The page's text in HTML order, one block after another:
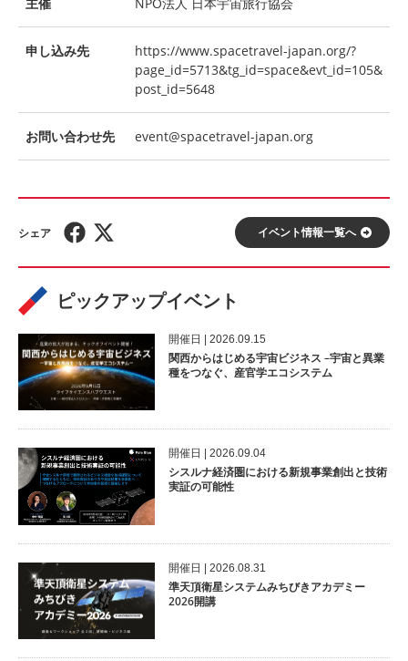
申し込み先
https://www.spacetravel-japan.org/?
page_id=5713&tg_id=space&evt_id=105&
post_id=5648
お問い合わせ先 event@spacetravel-japan.org
イベント情報⼀覧へ
ピックアップイベント
開催⽇ | 2026.09.15
関西からはじめる宇宙ビジネス –宇宙と異業
種をつなぐ、産官学エコシステム
開催⽇ | 2026.09.04
シスルナ経済圏における新規事業創出と技術
実証の可能性
開催⽇ | 2026.08.31
準天頂衛星システムみちびきアカデミー
2026開講